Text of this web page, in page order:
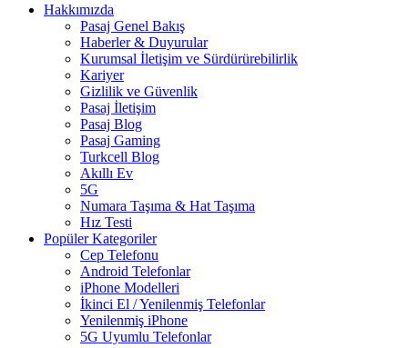
Hakkımızda
Pasaj Genel Bakış
Haberler & Duyurular
Kurumsal İletişim ve Sürdürürebilirlik
Kariyer
Gizlilik ve Güvenlik
Pasaj İletişim
Pasaj Blog
Pasaj Gaming
Turkcell Blog
Akıllı Ev
5G
Numara Taşıma & Hat Taşıma
Hız Testi
Popüler Kategoriler
Cep Telefonu
Android Telefonlar
iPhone Modelleri
İkinci El / Yenilenmiş Telefonlar
Yenilenmiş iPhone
5G Uyumlu Telefonlar